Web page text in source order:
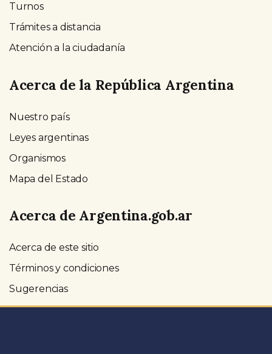
Turnos
Trámites a distancia
Atención a la ciudadanía
Acerca de la República Argentina
Nuestro país
Leyes argentinas
Organismos
Mapa del Estado
Acerca de Argentina.gob.ar
Acerca de este sitio
Términos y condiciones
Sugerencias